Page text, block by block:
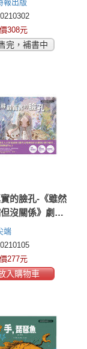
報出版
308元
完，補書中
的臉孔-《雖然
沒關係》劇中
端
277元
入購物車